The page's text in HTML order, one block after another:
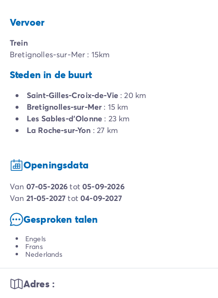
Vervoer
Trein
Bretignolles-sur-Mer : 15km
Steden in de buurt
Saint-Gilles-Croix-de-Vie : 20 km
Bretignolles-sur-Mer : 15 km
Les Sables-d'Olonne : 23 km
La Roche-sur-Yon : 27 km
Openingsdata
van 07-05-2026tot05-09-2026
van 21-05-2027tot04-09-2027
Gesproken talen
Engels
Frans
Nederlands
Adres :